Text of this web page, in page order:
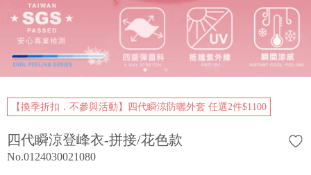
【換季折扣．不參與活動】四代瞬涼防曬外套 任選2件$1100
四代瞬涼登峰衣-拼接/花色款
No.0124030021080